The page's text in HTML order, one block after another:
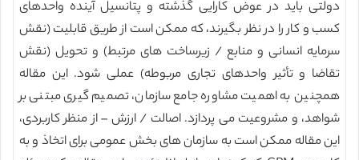
دولتی باید در عوض کارایی گذشته و پتانسیل آینده واحدهای
کسب و کار را در نظر بگیرند، که ممکن است از طریق قابلیت (نقش
سرمایه انسانی و منابع / زیرساخت های مرتبط) و تحویل (نقش
تقاضا و تأثیر واحدهای تجاری مربوطه) عملی شود. این مقاله
همچنین به اهمیت مشاوره جامع سازمان، تصمیم گیری مبتنی بر
شواهد، و مشروعیت می پردازد. اصالت / ارزش – از منظر کاربردی،
این مقاله ممکن است به سازمان های بخش عمومی برای اتخاذ و به